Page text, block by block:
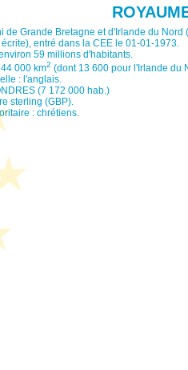
de Grande Bretagne et d'Irlande du
entré dans la CEE le 01-01-1973.
59 millions d'habitants.
000 km2 (dont 13 600 pour l'Irlande du
: l'anglais.
(7 172 000 hab.)
sterling (GBP).
: chrétiens.